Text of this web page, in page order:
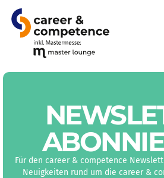
Für den career & competence
Neuigkeiten rund um die career &